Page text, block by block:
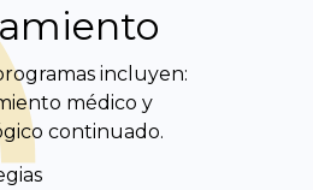
incluyen:
médico y
continuado.